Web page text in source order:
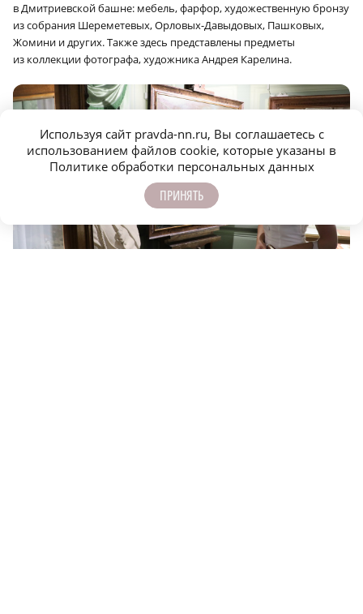
в Дмитриевской башне: мебель, фарфор, художественную бронзу
из собрания Шереметевых, Орловых-Давыдовых, Пашковых,
Жомини и других. Также здесь представлены предметы
из коллекции фотографа, художника Андрея Карелина.
Используя сайт pravda-nn.ru, Вы соглашаетесь с
использованием файлов cookie, которые указаны в
Политике обработки персональных данных
ПРИНЯТЬ